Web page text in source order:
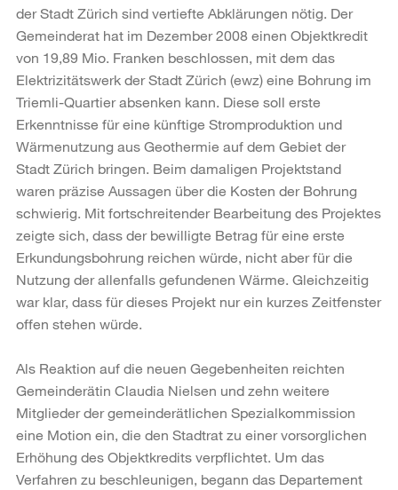
der Stadt Zürich sind vertiefte Abklärungen nötig. Der
Gemeinderat hat im Dezember 2008 einen Objektkredit
von 19,89 Mio. Franken beschlossen, mit dem das
Elektrizitätswerk der Stadt Zürich (ewz) eine Bohrung im
Triemli-Quartier absenken kann. Diese soll erste
Erkenntnisse für eine künftige Stromproduktion und
Wärmenutzung aus Geothermie auf dem Gebiet der
Stadt Zürich bringen. Beim damaligen Projektstand
waren präzise Aussagen über die Kosten der Bohrung
schwierig. Mit fortschreitender Bearbeitung des Projektes
zeigte sich, dass der bewilligte Betrag für eine erste
Erkundungsbohrung reichen würde, nicht aber für die
Nutzung der allenfalls gefundenen Wärme. Gleichzeitig
war klar, dass für dieses Projekt nur ein kurzes Zeitfenster
offen stehen würde.
Als Reaktion auf die neuen Gegebenheiten reichten
Gemeinderätin Claudia Nielsen und zehn weitere
Mitglieder der gemeinderätlichen Spezialkommission
eine Motion ein, die den Stadtrat zu einer vorsorglichen
Erhöhung des Objektkredits verpflichtet. Um das
Verfahren zu beschleunigen, begann das Departement